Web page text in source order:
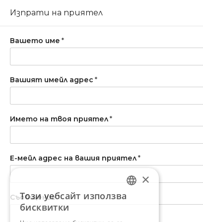
Изпрати на приятел
Вашето име *
Вашият имейл адрес *
Името на твоя приятел*
Е-мейл адрес на вашия приятел*
Съобщение* BULGARIAN
×
Този уебсайт използва
бисквитки